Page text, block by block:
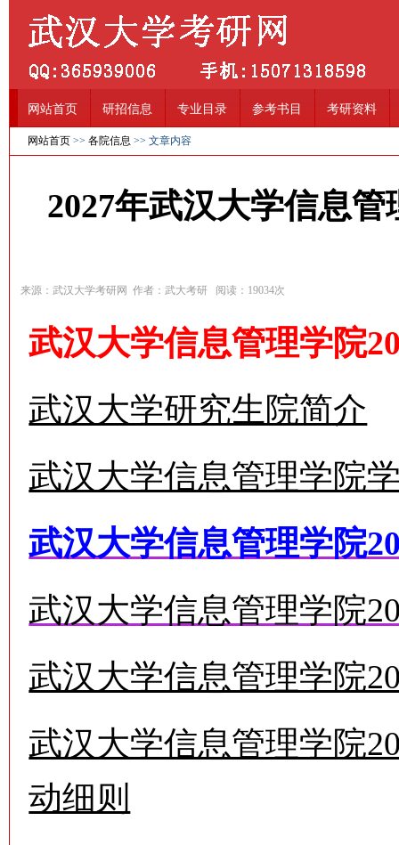
网站首页 研招信息 专业目录 参考书目 考研资料
网站首页 >> 各院信息 >> 文章内容
2027年武汉大学信息
来源：武汉大学考研网 作者：武大考研 阅读： 19034次
武汉大学信息管理学院
武汉大学研究生院简介
武汉大学信息管理学院
武汉大学信息管理学院
武汉大学信息管理学院
武汉大学信息管理学院
武汉大学信息管理学院
动细则